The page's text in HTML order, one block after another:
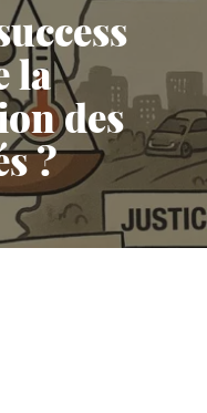
la
des
?